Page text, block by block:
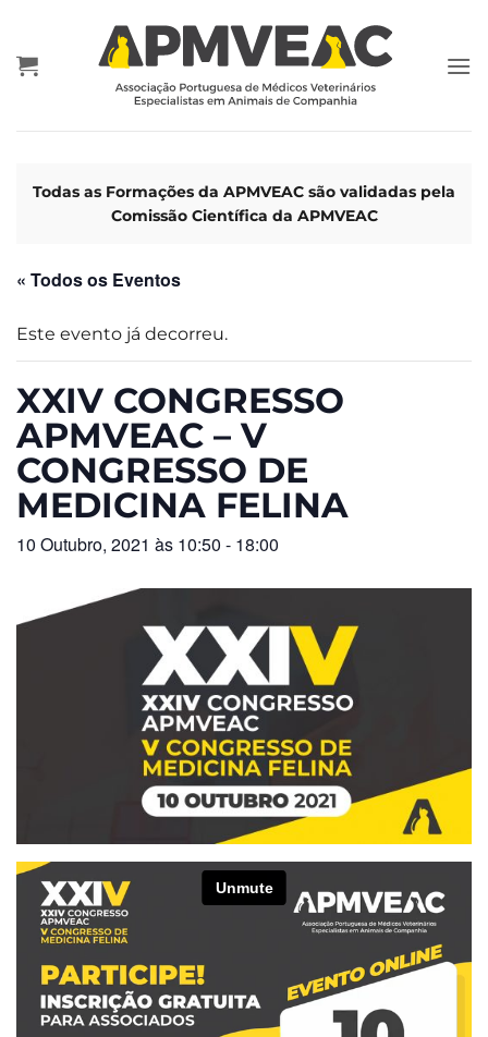
content
Todas as Formações da APMVEAC são validadas pela
Comissão Científica da APMVEAC
« Todos os Eventos
Este evento já decorreu.
XXIV CONGRESSO
APMVEAC – V
CONGRESSO DE
MEDICINA FELINA
10 Outubro, 2021 às 10:50 - 18:00